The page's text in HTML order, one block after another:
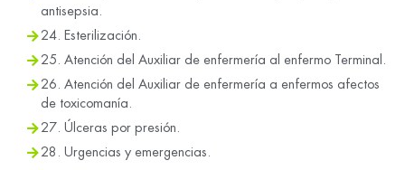
antisepsia.
24. Esterilización.
25. Atención del Auxiliar de enfermería al enfermo Terminal.
26. Atención del Auxiliar de enfermería a enfermos afectos
de toxicomanía.
27. Úlceras por presión.
28. Urgencias y emergencias.